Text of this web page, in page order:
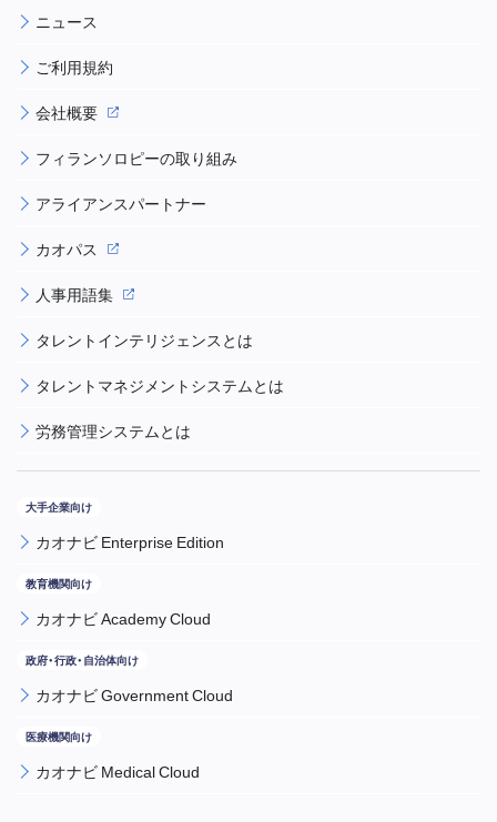
ニュース
ご利用規約
会社概要
フィランソロピーの取り組み
アライアンスパートナー
カオパス
人事用語集
タレントインテリジェンスとは
タレントマネジメントシステムとは
労務管理システムとは
カオナビ Enterprise Edition
カオナビ Academy Cloud
カオナビ Government Cloud
カオナビ Medical Cloud